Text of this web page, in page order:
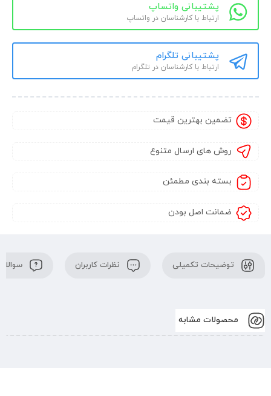
پشتیبانی واتساپ
ارتباط با کارشناسان در واتساپ
پشتیبانی تلگرام
ارتباط با کارشناسان در تلگرام
تضمین بهترین قیمت
روش های ارسال متنوع
بسته بندی مطمئن
ضمانت اصل بودن
توضیحات تکمیلی نظرات کاربران
محصولات مشابه